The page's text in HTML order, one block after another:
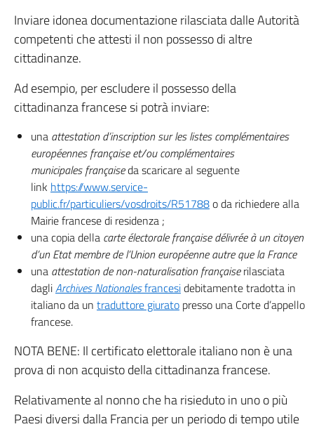
Inviare idonea documentazione rilasciata dalle Autorità
competenti che attesti il non possesso di altre
cittadinanze.
Ad esempio, per escludere il possesso della
cittadinanza francese si potrà inviare:
una attestation d’inscription sur les listes complémentaires
européennes française et/ou complémentaires
municipales françaiseda scaricare al seguente
link https://www.service-
public.fr/particuliers/vosdroits/R51788o da richiedere alla
Mairie francese di residenza ;
una copia della carte électorale française délivrée à un citoyen
d’un Etat membre de l’Union européenne autre que la France
una attestation de non-naturalisation françaiserilasciata
dagliArchives Nationalesfrancesidebitamente tradotta in
italiano da un traduttore giurato presso una Corte d’appello
francese.
NOTA BENE: Il certificato elettorale italiano non è una
prova di non acquisto della cittadinanza francese.
Relativamente al nonno che ha risieduto in uno o più
Paesi diversi dalla Francia per un periodo di tempo utile